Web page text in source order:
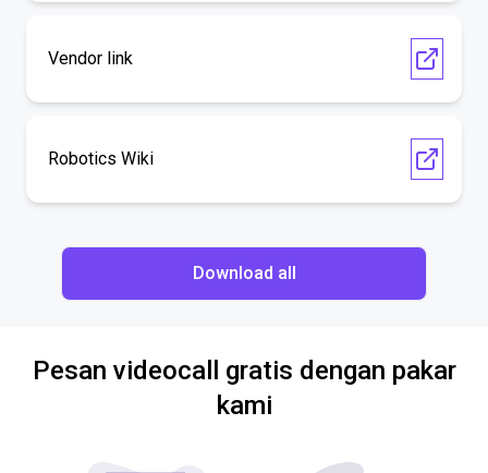
Vendor link
Robotics Wiki
Download all
Pesan videocall gratis dengan pakar
kami